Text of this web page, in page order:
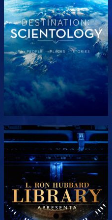
EXPLORE A SÉRIE